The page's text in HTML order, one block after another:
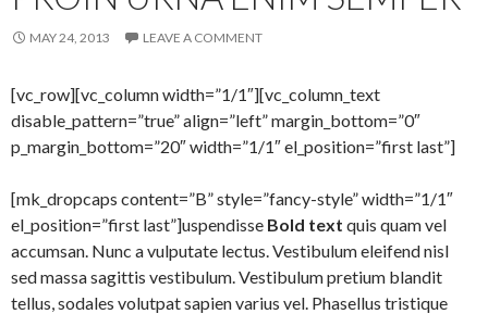
MAY 24, 2013 LEAVE A COMMENT
[vc_row][vc_column width=”1/1″][vc_column_text
disable_pattern=”true” align=”left” margin_bottom=”0″
p_margin_bottom=”20″ width=”1/1″ el_position=”first last”]
[mk_dropcaps content=”B” style=”fancy-style” width=”1/1″
el_position=”first last”]uspendisse Bold text quis quam vel
accumsan. Nunc a vulputate lectus. Vestibulum eleifend nisl
sed massa sagittis vestibulum. Vestibulum pretium blandit
tellus, sodales volutpat sapien varius vel. Phasellus tristique